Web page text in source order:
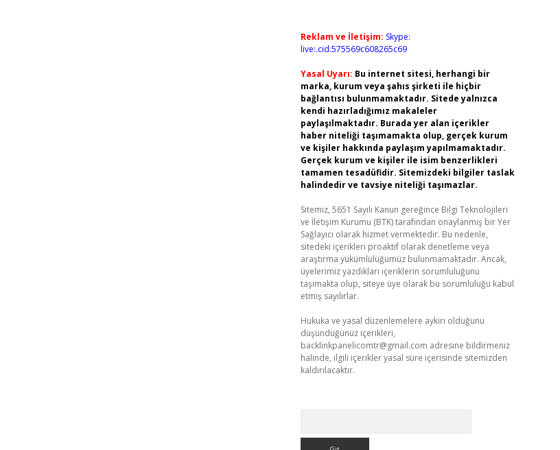
Reklam ve İletişim: Skype:
live:.cid.575569c608265c69
Yasal Uyarı: Bu internet sitesi, herhangi bir
marka, kurum veya şahıs şirketi ile hiçbir
bağlantısı bulunmamaktadır. Sitede yalnızca
kendi hazırladığımız makaleler
paylaşılmaktadır. Burada yer alan içerikler
haber niteliği taşımamakta olup, gerçek kurum
ve kişiler hakkında paylaşım yapılmamaktadır.
Gerçek kurum ve kişiler ile isim benzerlikleri
tamamen tesadüfidir. Sitemizdeki bilgiler taslak
halindedir ve tavsiye niteliği taşımazlar.
Sitemiz, 5651 Sayılı Kanun gereğince Bilgi Teknolojileri
ve İletişim Kurumu (BTK) tarafından onaylanmış bir Yer
Sağlayıcı olarak hizmet vermektedir. Bu nedenle,
sitedeki içerikleri proaktif olarak denetleme veya
araştırma yükümlülüğümüz bulunmamaktadır. Ancak,
üyelerimiz yazdıkları içeriklerin sorumluluğunu
taşımakta olup, siteye üye olarak bu sorumluluğu kabul
etmiş sayılırlar.
Hukuka ve yasal düzenlemelere aykırı olduğunu
düşündüğünüz içerikleri,
backlinkpanelicomtr@gmail.com adresine bildirmeniz
halinde, ilgili içerikler yasal süre içerisinde sitemizden
kaldırılacaktır.